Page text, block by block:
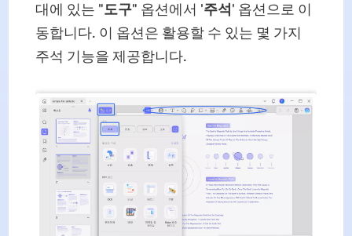
대에 있는 "도구" 옵션에서 '주석 ' 옵션으로 이
동합니다. 이 옵션은 활용할 수 있는 몇 가지
주석 기능을 제공합니다.